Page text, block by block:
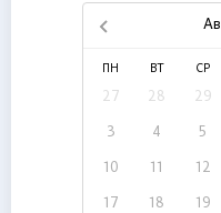
ПН ВТ СР
27 28 29
3 4 5
10 11 12
17 18 19